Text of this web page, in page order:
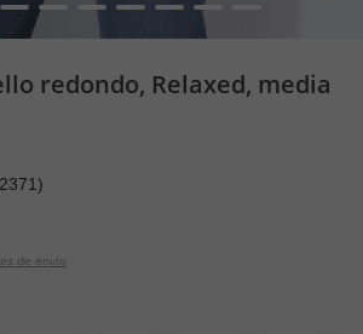
3 4 5 6 7 8
redondo, Relaxed, media
de envío